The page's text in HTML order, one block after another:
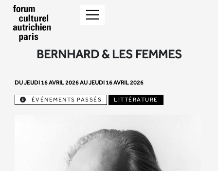
BERNHARD & LES FEMMES
DU JEUDI 16 AVRIL 2026 AU JEUDI 16 AVRIL 2026
ÉVÉNEMENTS PASSÉS LITTÉRATURE